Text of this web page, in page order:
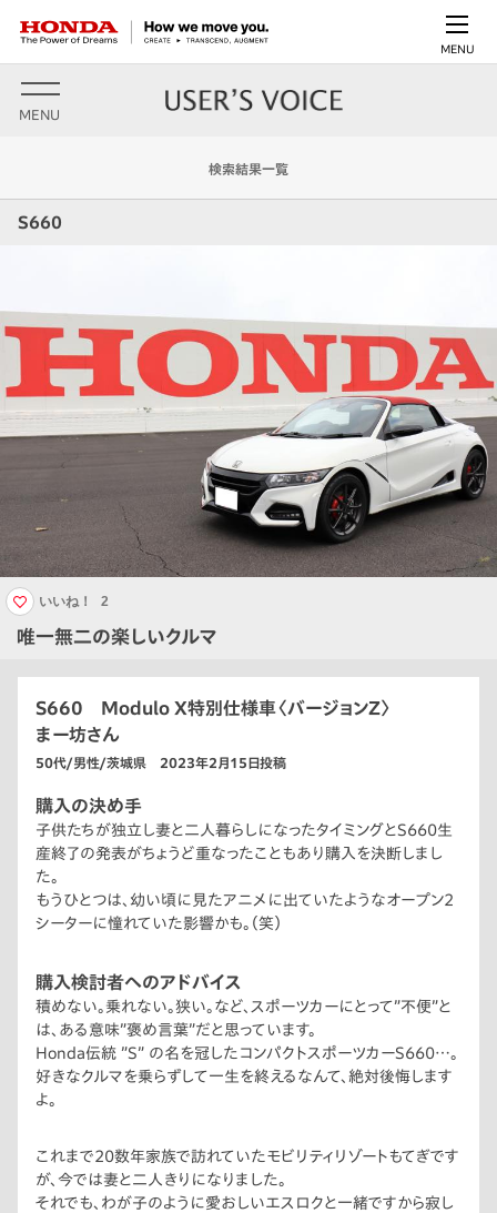
MENU
MENU
検索結果一覧
S660
唯一無二の楽しいクルマ
いいね！ 2
S660 Modulo X特別仕様車〈バージョンZ〉
まー坊さん
50代/男性/茨城県 2023年2月15日投稿
購入の決め手
子供たちが独立し妻と二人暮らしになったタイミングとS660生
産終了の発表がちょうど重なったこともあり購入を決断しまし
た。
もうひとつは、幼い頃に見たアニメに出ていたようなオープン2
シーターに憧れていた影響かも。（笑）
購入検討者へのアドバイス
積めない。乗れない。狭い。など、スポーツカーにとって”不便”と
は、ある意味”褒め言葉”だと思っています。
Honda伝統 ”S” の名を冠したコンパクトスポーツカーS660…。
好きなクルマを乗らずして一生を終えるなんて、絶対後悔します
よ。
これまで20数年家族で訪れていたモビリティリゾートもてぎです
が、今では妻と二人きりになりました。
それでも、わが子のように愛おしいエスロクと一緒ですから寂し